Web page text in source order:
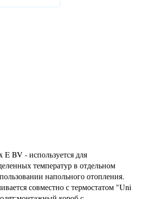
BV - используется для
температур в отдельном
напольного отопления.
совместно с термостатом "Uni